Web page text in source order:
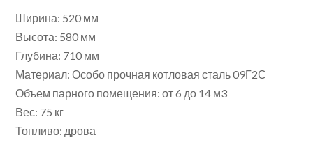
Ширина: 520 мм
Высота: 580 мм
Глубина: 710 мм
Материал: Особо прочная котловая сталь 09Г2С
Объем парного помещения: от 6 до 14 м3
Вес: 75 кг
Топливо: дрова